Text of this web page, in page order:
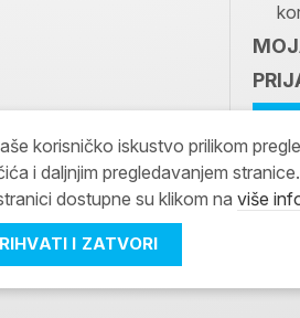
korisničko iskustvo prilikom
i daljnjim pregledavanjem
dostupne su klikom na više
I ZATVORI